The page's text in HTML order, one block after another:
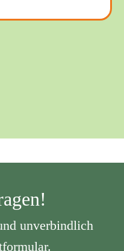
unverbindlich